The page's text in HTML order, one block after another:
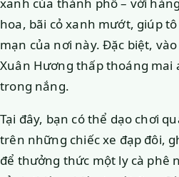
xanh của thành phố – với
hoa, bãi cỏ xanh mướt, giúp
mạn của nơi này. Đặc biệt,
Xuân Hương thấp thoáng mai
trong nắng.
Tại đây, bạn có thể dạo chơi
trên những chiếc xe đạp đôi,
để thưởng thức một ly cà phê